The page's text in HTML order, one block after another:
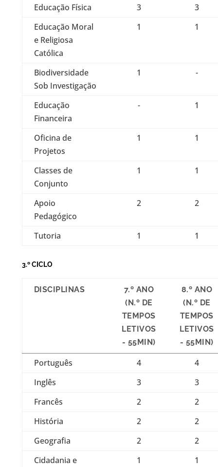
Educação Física 3
3
Educação Moral
e Religiosa
Católica
1 1
Biodiversidade
Sob Investigação
1 -
Educação
Financeira
- 1
Oficina de
Projetos
1 1
Classes de
Conjunto
1 1
Apoio
Pedagógico
2 2
Tutoria 1 1
3.º CICLO
DISCIPLINAS
7.º ANO
(N.º DE
TEMPOS
LETIVOS
- 55MIN)
8.º ANO
(N.º DE
TEMPOS
LETIVOS
- 55MIN)
Português 4
4
Inglês
3
3
Francês
2
2
História
2
2
Geografia
2
2
Cidadania e
1 1